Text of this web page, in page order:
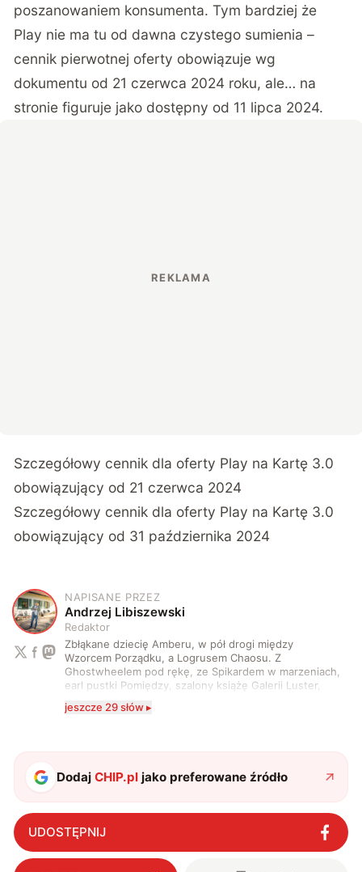
poszanowaniem konsumenta. Tym bardziej że
Play nie ma tu od dawna czystego sumienia –
cennik pierwotnej oferty obowiązuje wg
dokumentu od 21 czerwca 2024 roku, ale… na
stronie figuruje jako dostępny od 11 lipca 2024.
Szczegółowy cennik dla oferty Play na Kartę 3.0
obowiązujący od 21 czerwca 2024
Szczegółowy cennik dla oferty Play na Kartę 3.0
obowiązujący od 31 października 2024
A
NAPISANE PRZEZ
Andrzej Libiszewski
Redaktor
Zbłąkane dziecię Amberu, w pół drogi między
Wzorcem Porządku, a Logrusem Chaosu. Z
Ghostwheelem pod rękę, ze Spikardem w marzeniach,
earl pustki Pomiędzy, szalony książę Galerii Luster,
serio? Pisaniem o szeroko pojętej technice o zajmuję
i gram w gry :)
jeszcze 29 słów ▸
DodajCHIP.pl jako preferowane źródło
UDOSTĘPNIJ